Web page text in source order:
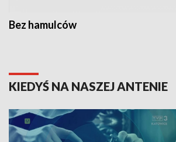
Bez hamulców
KIEDYŚ NA NASZEJ ANTENIE